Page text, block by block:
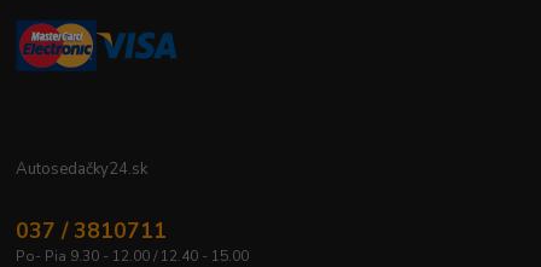
Autosedačky24.sk
037 / 3810711
Po- Pia 9.30 - 12.00 / 12.40 - 15.00